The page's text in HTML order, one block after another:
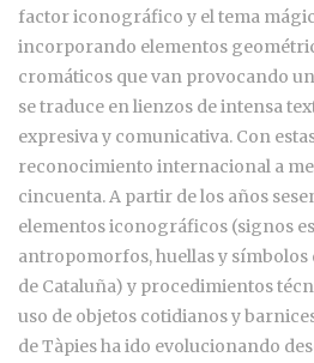
factor iconográfico y el tema
incorporando elementos
cromáticos que van provocando
se traduce en lienzos de intensa
expresiva y comunicativa. Con
reconocimiento internacional a
cincuenta. A partir de los años
elementos iconográficos (signos
antropomorfos, huellas y símbolos
de Cataluña) y procedimientos
uso de objetos cotidianos y
de Tàpies ha ido evolucionando